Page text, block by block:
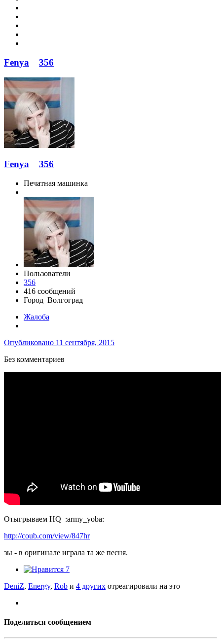
Fenya 356
Fenya 356
Печатная машинка
Пользователи
356
416 сообщений
Город Волгоград
Жалоба
Опубликовано 11 сентября, 2015
Без комментариев
Отыгрываем HQ :army_yoba:
http://coub.com/view/847hr
зы - в оригинале играла та же песня.
7
DeniZ, Energy, Rob и 4 других отреагировали на это
Поделиться сообщением